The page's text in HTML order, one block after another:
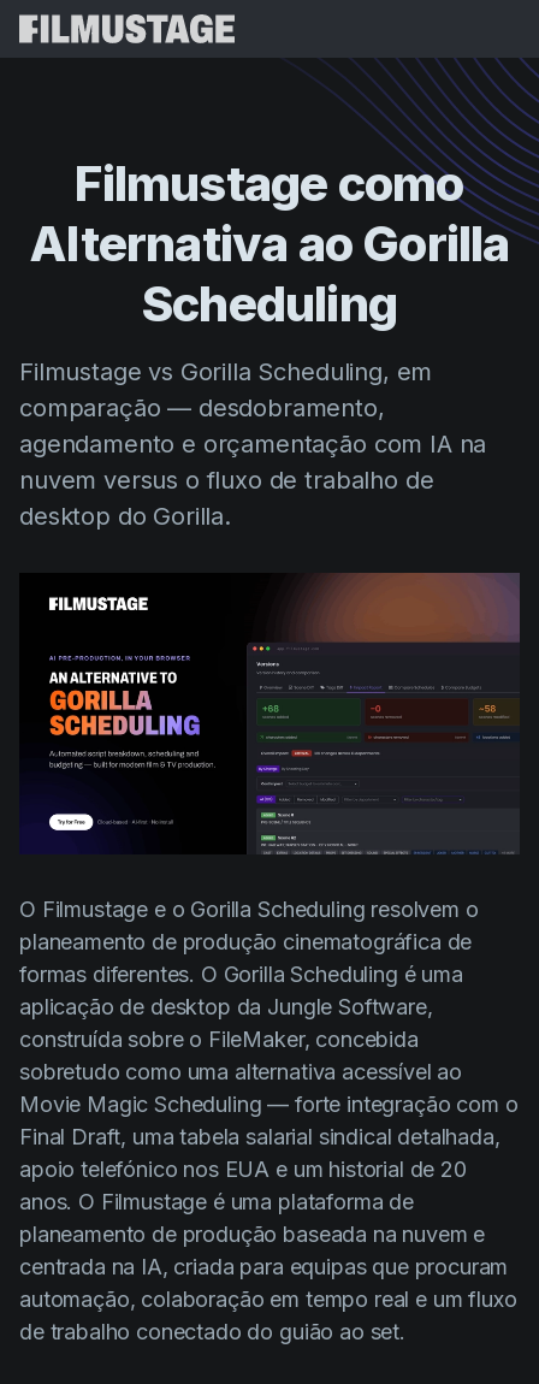
Storyboards & Shot Lists
Shooting Schedules
VFX Breakdown
Script Analysis
Script Synopsis
Script Sides
Folhas de Serviço
Preços
Blog
Cinemagic
Customer Stories
Distribution
Events
Filmustage news
Gaming
IP Development
Marketing
Pre-production
Product placement
Product updates
Production
Scheduling
Screenwriting
Script breakdown
Script coverage
Programa de Referência
Modelos
Guias
Casos de Uso
Centro de Ajuda
Filmustage como
Alternativa ao Gorilla
Scheduling
Filmustage vs Gorilla Scheduling, em
comparação — desdobramento,
agendamento e orçamentação com IA na
nuvem versus o fluxo de trabalho de
desktop do Gorilla.
O Filmustage e o Gorilla Scheduling resolvem o
planeamento de produção cinematográfica de
formas diferentes. O Gorilla Scheduling é uma
aplicação de desktop da Jungle Software,
construída sobre o FileMaker, concebida
sobretudo como uma alternativa acessível ao
Movie Magic Scheduling — forte integração com o
Final Draft, uma tabela salarial sindical detalhada,
apoio telefónico nos EUA e um historial de 20
anos. O Filmustage é uma plataforma de
planeamento de produção baseada na nuvem e
centrada na IA, criada para equipas que procuram
automação, colaboração em tempo real e um fluxo
de trabalho conectado do guião ao set.